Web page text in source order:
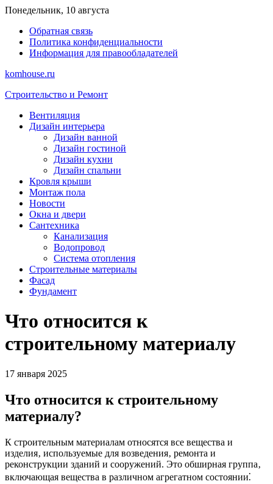
Перейти
содержимому
Понедельник, 10 августа
Обратная связь
Политика конфиденциальности
Информация для правообладателей
komhouse.ru
Строительство и Ремонт
Вентиляция
Дизайн интерьера
Дизайн ванной
Дизайн гостиной
Дизайн кухни
Дизайн спальни
Кровля крыши
Монтаж пола
Новости
Окна и двери
Сантехника
Канализация
Водопровод
Система отопления
Строительные материалы
Фасад
Фундамент
Что относится к
строительному материалу
17 января 2025
Что относится к строительному
материалу?
К строительным материалам относятся все вещества и
изделия‚ используемые для возведения‚ ремонта и
реконструкции зданий и сооружений. Это обширная группа‚
включающая вещества в различном агрегатном состоянии⁚